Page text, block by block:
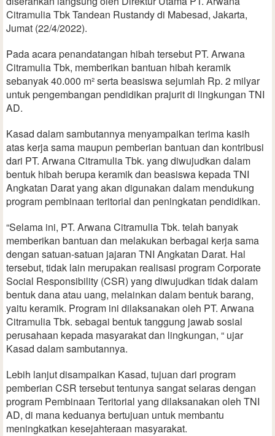
Citramulia Tbk Tandean Rustandy di Mabesad, Jakarta,
Jumat (22/4/2022).
Pada acara penandatangan hibah tersebut PT. Arwana
Citramulia Tbk, memberikan bantuan hibah keramik
sebanyak 40.000 m² serta beasiswa sejumlah Rp. 2 milyar
untuk pengembangan pendidikan prajurit di lingkungan TNI
AD.
Kasad dalam sambutannya menyampaikan terima kasih
atas kerja sama maupun pemberian bantuan dan kontribusi
dari PT. Arwana Citramulia Tbk. yang diwujudkan dalam
bentuk hibah berupa keramik dan beasiswa kepada TNI
Angkatan Darat yang akan digunakan dalam mendukung
program pembinaan teritorial dan peningkatan pendidikan.
“Selama ini, PT. Arwana Citramulia Tbk. telah banyak
memberikan bantuan dan melakukan berbagai kerja sama
dengan satuan-satuan jajaran TNI Angkatan Darat. Hal
tersebut, tidak lain merupakan realisasi program Corporate
Social Responsibility (CSR) yang diwujudkan tidak dalam
bentuk dana atau uang, melainkan dalam bentuk barang,
yaitu keramik. Program ini dilaksanakan oleh PT. Arwana
Citramulia Tbk. sebagai bentuk tanggung jawab sosial
perusahaan kepada masyarakat dan lingkungan, “ ujar
Kasad dalam sambutannya.
Lebih lanjut disampaikan Kasad, tujuan dari program
pemberian CSR tersebut tentunya sangat selaras dengan
program Pembinaan Teritorial yang dilaksanakan oleh TNI
AD, di mana keduanya bertujuan untuk membantu
meningkatkan kesejahteraan masyarakat.